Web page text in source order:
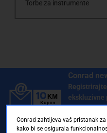
Torbe za instrumente
Conrad
ekskluzivne
ponude.
Conrad zahtijeva vaš pristanak
kako bi se osigurala